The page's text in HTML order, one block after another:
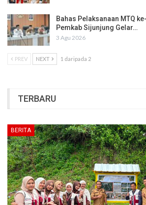
Bahas Pelaksanaan MTQ
Pemkab Sijunjung Gelar…
3 Agu 2026
PREV NEXT 1 daripada 2
TERBARU
BERITA